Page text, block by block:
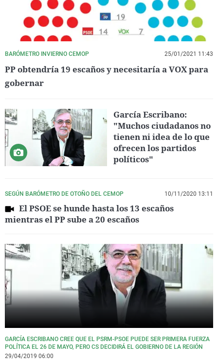
BARÓMETRO INVIERNO CEMOP 25/01/2021 11:43
PP obtendría 19 escaños y necesitaría a VOX para
gobernar
García Escribano:
"Muchos ciudadanos no
tienen ni idea de lo que
ofrecen los partidos
políticos"
SEGÚN BARÓMETRO DE OTOÑO DEL CEMOP 10/11/2020 13:11
El PSOE se hunde hasta los 13 escaños
mientras el PP sube a 20 escaños
GARCÍA ESCRIBANO CREE QUE EL PSRM-PSOE PUEDE SER PRIMERA FUERZA
POLÍTICA EL 26 DE MAYO, PERO CS DECIDIRÁ EL GOBIERNO DE LA REGIÓN
29/04/2019 06:00